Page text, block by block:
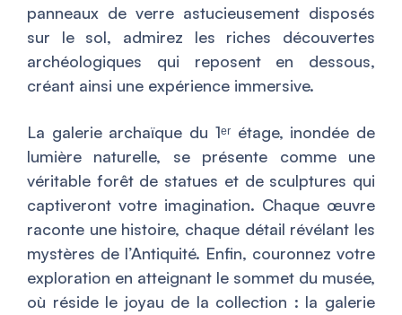
panneaux de verre astucieusement disposés
sur le sol, admirez les riches découvertes
archéologiques qui reposent en dessous,
créant ainsi une expérience immersive.
La galerie archaïque du 1ᵉʳ étage, inondée de
lumière naturelle, se présente comme une
véritable forêt de statues et de sculptures qui
captiveront votre imagination. Chaque œuvre
raconte une histoire, chaque détail révélant les
mystères de l’Antiquité. Enfin, couronnez votre
exploration en atteignant le sommet du musée,
où réside le joyau de la collection : la galerie